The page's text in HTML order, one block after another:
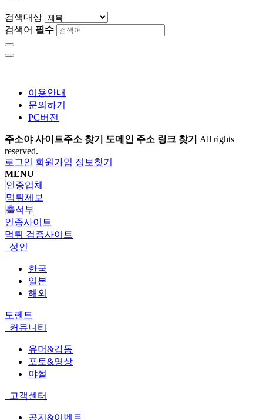
검색대상
검색어 필수
이용안내
문의하기
PC버전
주소야 사이트주소 찾기 도메인 주소 링크 찾기 All rights
reserved.
로그인 회원가입 정보찾기
MENU
인증업체
먹튀제보
출석부
인증사이트
먹튀 검증사이트
성인
한국
일본
해외
토렌트
커뮤니티
유머&감동
포토&영상
야썰
고객센터
공지&이벤트